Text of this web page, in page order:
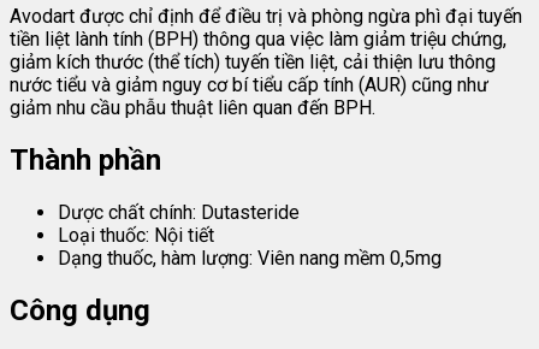
Avodart được chỉ định để điều trị và phòng ngừa phì đại tuyến
tiền liệt lành tính (BPH) thông qua việc làm giảm triệu chứng,
giảm kích thước (thể tích) tuyến tiền liệt, cải thiện lưu thông
nước tiểu và giảm nguy cơ bí tiểu cấp tính (AUR) cũng như
giảm nhu cầu phẫu thuật liên quan đến BPH.
Thành phần
Dược chất chính: Dutasteride
Loại thuốc: Nội tiết
Dạng thuốc, hàm lượng: Viên nang mềm 0,5mg
Công dụng